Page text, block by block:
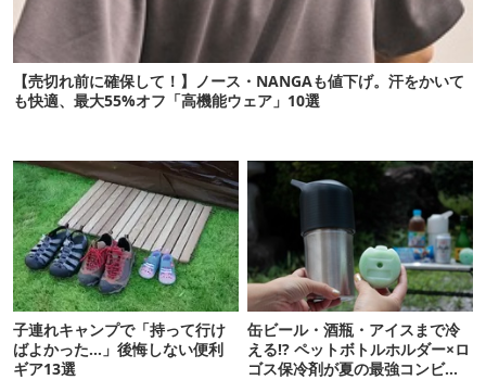
【売切れ前に確保して！】ノース・NANGAも値下げ。汗をかいて
も快適、最大55%オフ「高機能ウェア」10選
子連れキャンプで「持って行け
ばよかった…」後悔しない便利
ギア13選
缶ビール・酒瓶・アイスまで冷
える!? ペットボトルホルダー×ロ
ゴス保冷剤が夏の最強コンビだ